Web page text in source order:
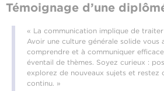
Témoignage d’une
« La communication implique de
Avoir une culture générale solide vous
comprendre et à communiquer
éventail de thèmes. Soyez curieux :
explorez de nouveaux sujets et restez
continu. »